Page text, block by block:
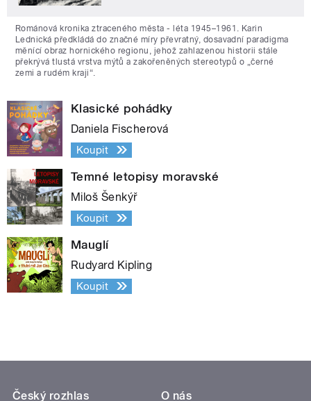
Románová kronika ztraceného města - léta 1945–1961. Karin
Lednická předkládá do značné míry převratný, dosavadní paradigma
měnící obraz hornického regionu, jehož zahlazenou historii stále
překrývá tlustá vrstva mýtů a zakořeněných stereotypů o „černé
zemi a rudém kraji“.
Klasické pohádky
Daniela Fischerová
Koupit
Temné letopisy moravské
Miloš Šenkýř
Koupit
Mauglí
Rudyard Kipling
Koupit
Český rozhlas
O nás